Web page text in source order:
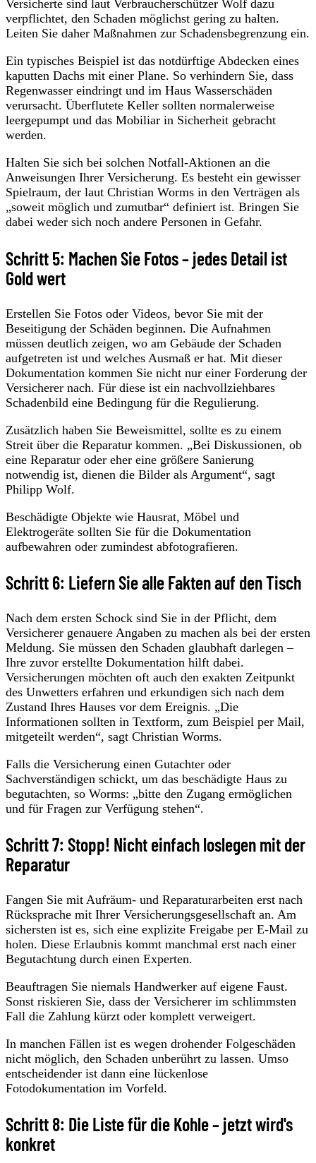
Versicherte sind laut Verbraucherschützer Wolf dazu
verpflichtet, den Schaden möglichst gering zu halten.
Leiten Sie daher Maßnahmen zur Schadensbegrenzung ein.
Ein typisches Beispiel ist das notdürftige Abdecken eines
kaputten Dachs mit einer Plane. So verhindern Sie, dass
Regenwasser eindringt und im Haus Wasserschäden
verursacht. Überflutete Keller sollten normalerweise
leergepumpt und das Mobiliar in Sicherheit gebracht
werden.
Halten Sie sich bei solchen Notfall-Aktionen an die
Anweisungen Ihrer Versicherung. Es besteht ein gewisser
Spielraum, der laut Christian Worms in den Verträgen als
„soweit möglich und zumutbar“ definiert ist. Bringen Sie
dabei weder sich noch andere Personen in Gefahr.
Schritt 5: Machen Sie Fotos – jedes Detail ist
Gold wert
Erstellen Sie Fotos oder Videos, bevor Sie mit der
Beseitigung der Schäden beginnen. Die Aufnahmen
müssen deutlich zeigen, wo am Gebäude der Schaden
aufgetreten ist und welches Ausmaß er hat. Mit dieser
Dokumentation kommen Sie nicht nur einer Forderung der
Versicherer nach. Für diese ist ein nachvollziehbares
Schadenbild eine Bedingung für die Regulierung.
Zusätzlich haben Sie Beweismittel, sollte es zu einem
Streit über die Reparatur kommen. „Bei Diskussionen, ob
eine Reparatur oder eher eine größere Sanierung
notwendig ist, dienen die Bilder als Argument“, sagt
Philipp Wolf.
Beschädigte Objekte wie Hausrat, Möbel und
Elektrogeräte sollten Sie für die Dokumentation
aufbewahren oder zumindest abfotografieren.
Schritt 6: Liefern Sie alle Fakten auf den Tisch
Nach dem ersten Schock sind Sie in der Pflicht, dem
Versicherer genauere Angaben zu machen als bei der ersten
Meldung. Sie müssen den Schaden glaubhaft darlegen –
Ihre zuvor erstellte Dokumentation hilft dabei.
Versicherungen möchten oft auch den exakten Zeitpunkt
des Unwetters erfahren und erkundigen sich nach dem
Zustand Ihres Hauses vor dem Ereignis. „Die
Informationen sollten in Textform, zum Beispiel per Mail,
mitgeteilt werden“, sagt Christian Worms.
Falls die Versicherung einen Gutachter oder
Sachverständigen schickt, um das beschädigte Haus zu
begutachten, so Worms: „bitte den Zugang ermöglichen
und für Fragen zur Verfügung stehen“.
Schritt 7: Stopp! Nicht einfach loslegen mit der
Reparatur
Fangen Sie mit Aufräum- und Reparaturarbeiten erst nach
Rücksprache mit Ihrer Versicherungsgesellschaft an. Am
sichersten ist es, sich eine explizite Freigabe per E-Mail zu
holen. Diese Erlaubnis kommt manchmal erst nach einer
Begutachtung durch einen Experten.
Beauftragen Sie niemals Handwerker auf eigene Faust.
Sonst riskieren Sie, dass der Versicherer im schlimmsten
Fall die Zahlung kürzt oder komplett verweigert.
In manchen Fällen ist es wegen drohender Folgeschäden
nicht möglich, den Schaden unberührt zu lassen. Umso
entscheidender ist dann eine lückenlose
Fotodokumentation im Vorfeld.
Schritt 8: Die Liste für die Kohle – jetzt wird's
konkret